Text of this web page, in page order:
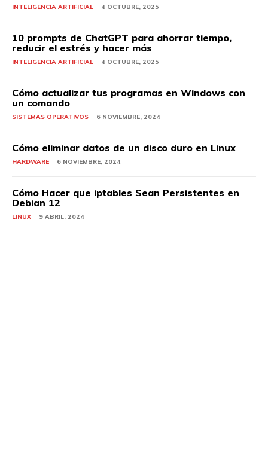
INTELIGENCIA ARTIFICIAL 4 OCTUBRE, 2025
10 prompts de ChatGPT para ahorrar tiempo,
reducir el estrés y hacer más
INTELIGENCIA ARTIFICIAL 4 OCTUBRE, 2025
Cómo actualizar tus programas en Windows con
un comando
SISTEMAS OPERATIVOS 6 NOVIEMBRE, 2024
Cómo eliminar datos de un disco duro en Linux
HARDWARE 6 NOVIEMBRE, 2024
Cómo Hacer que iptables Sean Persistentes en
Debian 12
LINUX 9 ABRIL, 2024